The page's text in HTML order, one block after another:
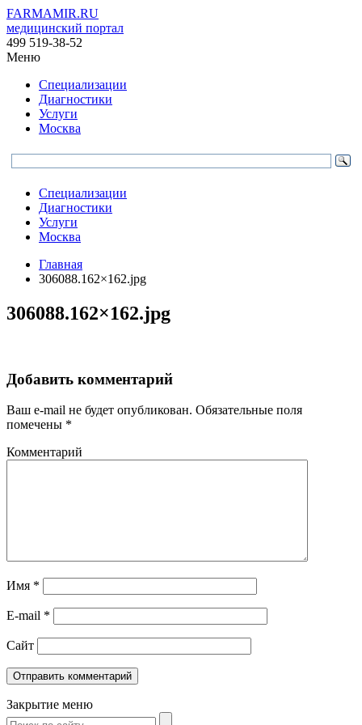
FARMAMIR.RU
медицинский портал
499 519-38-52
Меню
Специализации
Диагностики
Услуги
Москва
Специализации
Диагностики
Услуги
Москва
Главная
306088.162×162.jpg
306088.162×162.jpg
Добавить комментарий
Ваш e-mail не будет опубликован. Обязательные поля
помечены *
Комментарий
Имя *
E-mail *
Сайт
Закрытие меню